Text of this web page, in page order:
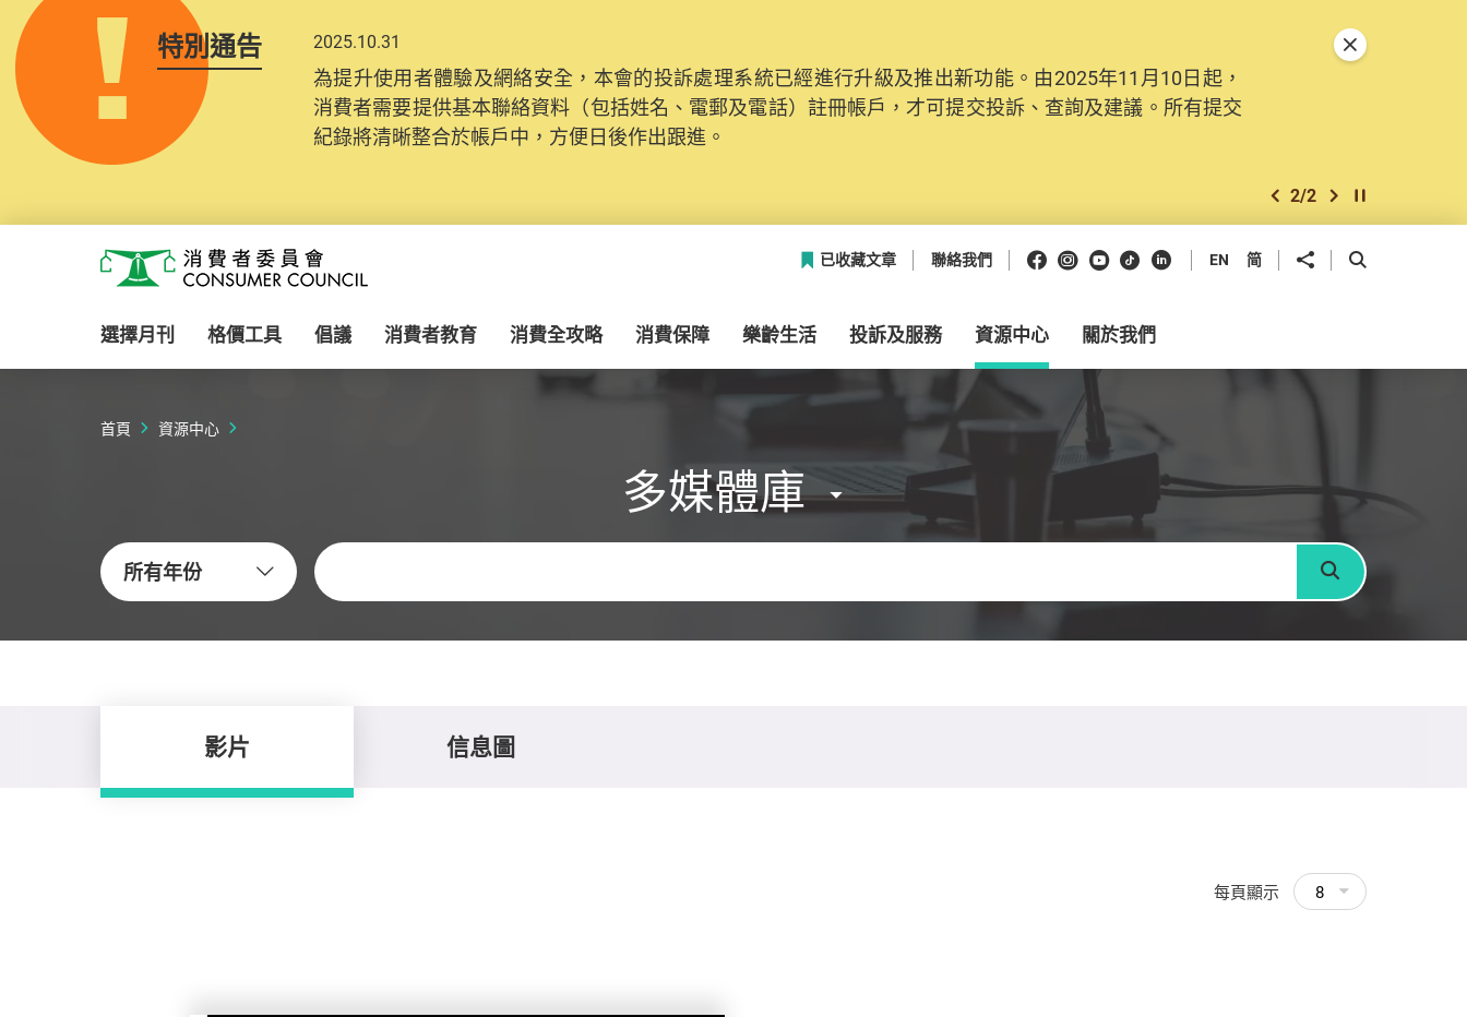
特別通告 2025.10.31
為提升使用者體驗及網絡安全，本會的投訴處理系統已經進行升級及推出新功能。由2025年11月10日起，
消費者需要提供基本聯絡資料（包括姓名、電郵及電話）註冊帳戶，才可提交投訴、查詢及建議。所有提交
紀錄將清晰整合於帳戶中，方便日後作出跟進。
上一個
2/2 下一個開始/暫停幻燈
關閉特別通告
消費者委員會
已收藏文章 聯絡我們 Facebook
Instagram
Youtube
抖音領英 EN 简 分享到 開啟搜尋框
選擇月刊 格價工具 倡議 消費者教育 消費全攻略 消費保障 樂齡生活 投訴及服務 資源中心 關於我們
首頁 資源中心
多媒體庫
所有年份
關鍵字
搜尋
影片 信息圖
每頁顯示 8